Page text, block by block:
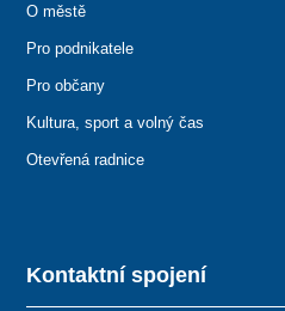
Kontaktní spojení
O městě
Pro podnikatele
Pro občany
Kultura, sport a volný čas
Otevřená radnice